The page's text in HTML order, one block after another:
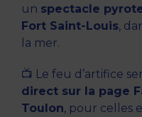
un spectacle
Fort Saint-Louis,
la mer.
📺 Le feu d’artifice
direct sur la page
Toulon, pour celles